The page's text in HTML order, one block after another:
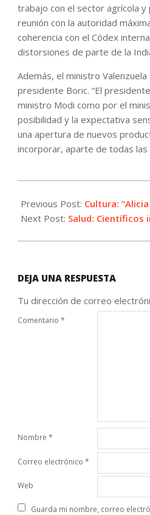
trabajo con el sector agrícola
reunión con la autoridad
coherencia con el Códex
distorsiones de parte de la
Además, el ministro
presidente Boric. “El
ministro Modi como por el
posibilidad y la expectativa
una apertura de nuevos
incorporar, aparte de todas
04-
02
Previous Post: Cultura:
Next Post: Salud: Científicos
DEJA UNA RESPUESTA
Tu dirección de correo
Comentario *
Nombre *
Correo electrónico *
Web
Guarda mi nombre, correo